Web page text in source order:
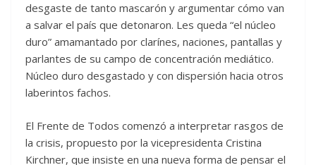
desgaste de tanto mascarón y argumentar cómo van
a salvar el país que detonaron. Les queda “el núcleo
duro” amamantado por clarínes, naciones, pantallas y
parlantes de su campo de concentración mediático.
Núcleo duro desgastado y con dispersión hacia otros
laberintos fachos.
El Frente de Todos comenzó a interpretar rasgos de
la crisis, propuesto por la vicepresidenta Cristina
Kirchner, que insiste en una nueva forma de pensar el